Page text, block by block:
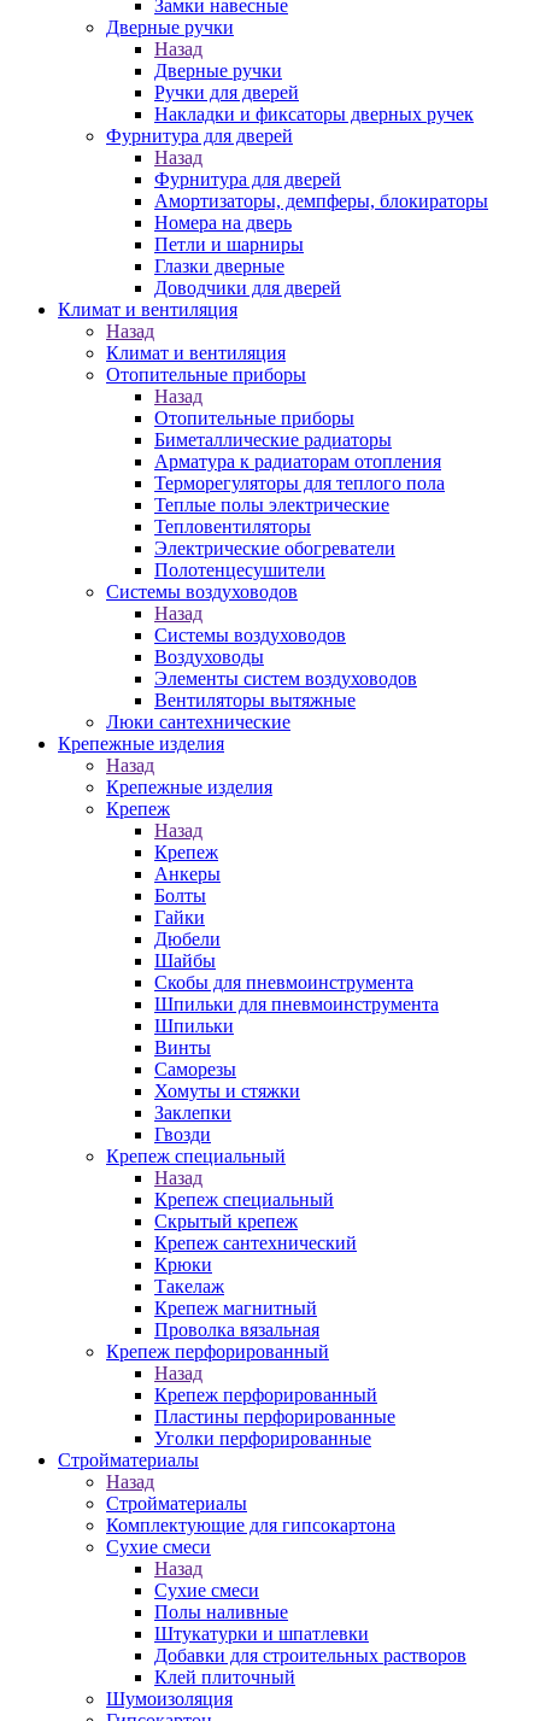
Замки навесные
Дверные ручки
Назад
Дверные ручки
Ручки для дверей
Накладки и фиксаторы дверных ручек
Фурнитура для дверей
Назад
Фурнитура для дверей
Амортизаторы, демпферы, блокираторы
Номера на дверь
Петли и шарниры
Глазки дверные
Доводчики для дверей
Климат и вентиляция
Назад
Климат и вентиляция
Отопительные приборы
Назад
Отопительные приборы
Биметаллические радиаторы
Арматура к радиаторам отопления
Терморегуляторы для теплого пола
Теплые полы электрические
Тепловентиляторы
Электрические обогреватели
Полотенцесушители
Системы воздуховодов
Назад
Системы воздуховодов
Воздуховоды
Элементы систем воздуховодов
Вентиляторы вытяжные
Люки сантехнические
Крепежные изделия
Назад
Крепежные изделия
Крепеж
Назад
Крепеж
Анкеры
Болты
Гайки
Дюбели
Шайбы
Скобы для пневмоинструмента
Шпильки для пневмоинструмента
Шпильки
Винты
Саморезы
Хомуты и стяжки
Заклепки
Гвозди
Крепеж специальный
Назад
Крепеж специальный
Скрытый крепеж
Крепеж сантехнический
Крюки
Такелаж
Крепеж магнитный
Проволка вязальная
Крепеж перфорированный
Назад
Крепеж перфорированный
Пластины перфорированные
Уголки перфорированные
Стройматериалы
Назад
Стройматериалы
Комплектующие для гипсокартона
Сухие смеси
Назад
Сухие смеси
Полы наливные
Штукатурки и шпатлевки
Добавки для строительных растворов
Клей плиточный
Шумоизоляция